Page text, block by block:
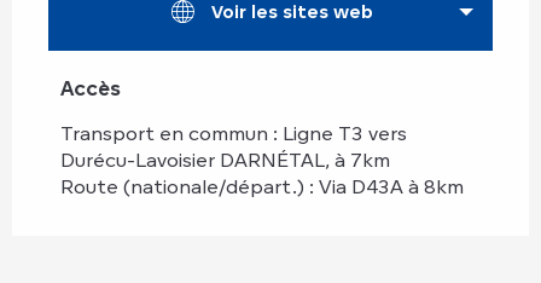
Voir les sites web
Accès
Accès
Transport en commun : Ligne T3 vers
Durécu-Lavoisier DARNÉTAL, à 7km
Route (nationale/départ.) : Via D43A à 8km